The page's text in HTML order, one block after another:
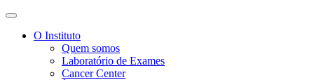
O Instituto
Quem somos
Laboratório de Exames
Cancer Center